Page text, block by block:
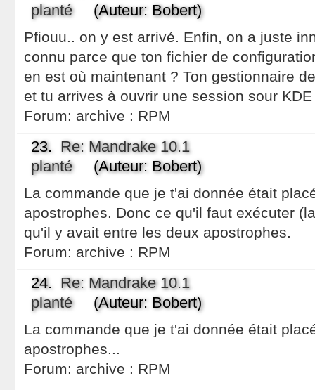
planté(Auteur: Bobert)
Pfiouu.. on y est arrivé. Enfin, on a juste
connu parce que ton fichier de
en est où maintenant ? Ton gestionnaire
et tu arrives à ouvrir une session sour KDE
Forum: archive : RPM
23. Re: Mandrake 10.1
planté(Auteur: Bobert)
La commande que je t'ai donnée était
apostrophes. Donc ce qu'il faut exécuter
qu'il y avait entre les deux apostrophes.
Forum: archive : RPM
24. Re: Mandrake 10.1
planté(Auteur: Bobert)
La commande que je t'ai donnée était
apostrophes...
Forum: archive : RPM